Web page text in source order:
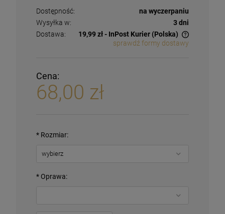
Dostępność:
na wyczerpaniu
Wysyłka w:
3 dni
Dostawa:
19,99 zł- InPost Kurier (Polska)
sprawdź formy dostawy
Cena:
68,00 zł
* Rozmiar:
* Oprawa: